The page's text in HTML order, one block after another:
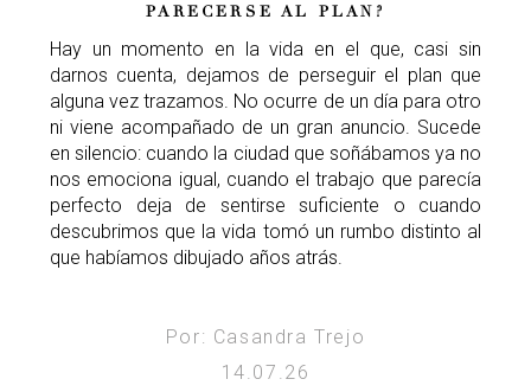
PARECERSE AL PLAN?
Hay un momento en la vida en el que, casi sin
darnos cuenta, dejamos de perseguir el plan que
alguna vez trazamos. No ocurre de un día para otro
ni viene acompañado de un gran anuncio. Sucede
en silencio: cuando la ciudad que soñábamos ya no
nos emociona igual, cuando el trabajo que parecía
perfecto deja de sentirse suficiente o cuando
descubrimos que la vida tomó un rumbo distinto al
que habíamos dibujado años atrás.
Por: Casandra Trejo
14.07.26